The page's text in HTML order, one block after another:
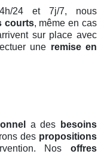
24 et 7j/7, nous
courts, même en cas
sur place avec
une remise en
a des
besoins
des propositions
Nos offres